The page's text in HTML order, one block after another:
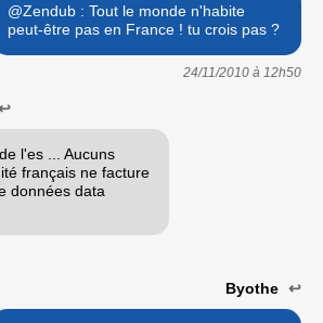
@Zendub : Tout le monde n'habite
peut-être pas en France ! tu crois pas ?
24/11/2010 à 12h50
l'es ... Aucuns
français ne facture
données data
Byothe ↩